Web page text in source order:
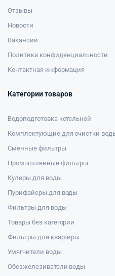
Отзывы
Новости
Вакансии
Политика конфиденциальности
Контактная информация
Категории товаров
Водоподготовка котельной
Комплектующие для очистки
Сменные фильтры
Промышленные фильтры
Кулеры для воды
Пурифайеры для воды
Фильтры для воды
Товары без категории
Фильтры для квартиры
Умягчители воды
Обезжелезиватели воды